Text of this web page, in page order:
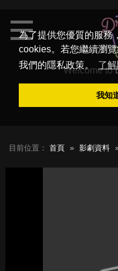
為了提供您優質的服務
cookies。若您繼續瀏
我們的隱私政策。
了
我知
Welcome to
目前位置： 首頁 影劇資料